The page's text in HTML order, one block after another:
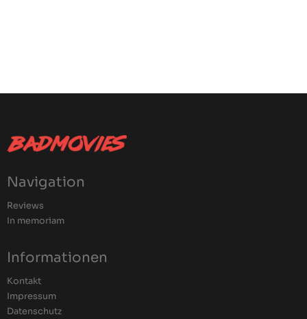
Navigation
Reviews
In memoriam
Informationen
Kontakt
Impressum
Datenschutz